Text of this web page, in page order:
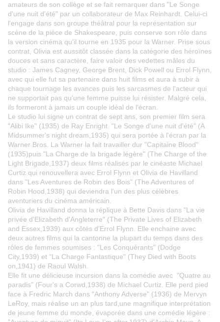
amateurs de son collège et se fait remarquer dans "Le Songe
d'une nuit d'été" par un collaborateur de Max Reinhardt. Celui-ci
l'engage dans son groupe théâtral pour la représentation sur
scène de la pièce de Shakespeare, puis conserve son rôle dans
la version cinéma qu'il tourne en 1935 pour la Warner. Prise sous
contrat, Olivia est aussitôt classée dans la catégorie des héroïnes
douces et sans caractère, faire valoir des vedettes mâles du
studio : James Cagney, George Brent, Dick Powell ou Errol Flynn,
avec qui elle fut sa partenaire dans huit films et aura à subir à
chaque tournage les avances puis les sarcasmes de l'acteur qui
ne supportait pas qu'une femme puisse lui résister. Malgré cela,
ils formeront à jamais un couple idéal de l'écran.
Le studio lui signe un contrat de sept ans, son premier film sera
"Alibi Ike" (1935) de Ray Enright. "Le Songe d'une nuit d'été" (A
Midsummer's night dream,1935) qui sera portée à l'écran par la
Warner Bros. La Warner la fait travailler dur "Capitaine Blood"
(1935)puis "La Charge de la brigade légère" (The Charge of the
Light Brigade,1937) deux films réalisés par le cinéaste Michael
Curtiz qui renouvellera avec Errol Flynn et Olivia de Havilland
dans "Les Aventures de Robin des Bois" (The Adventures of
Robin Hood,1938) qui deviendra l'un des plus célèbres
aventuriers du cinéma américain.
Olivia de Havilland donna la réplique à Bette Davis dans "La vie
privée d'Elizabeth d'Angleterre" (The Private Lives of Elizabeth
and Essex,1939) aux côtés d'Errol Flynn. Elle enchaine avec
deux autres films qui la cantonne la plupart du temps dans des
rôles de femmes soumises : "Les Conquérants" (Dodge
City,1939) et "La Charge Fantastique" (They Died with Boots
on,1941) de Raoul Walsh.
Elle fit une délicieuse incursion dans la comédie avec "Quatre au
paradis" (Four's a Corwd,1938) de Michael Curtiz. Elle perd pied
face à Fredric March dans "Anthony Adverse" (1936) de Mervyn
LeRoy, mais réalise un an plus tard,une magnifique interprétation
de jeune femme du monde, évaporée dans une comédie légère :